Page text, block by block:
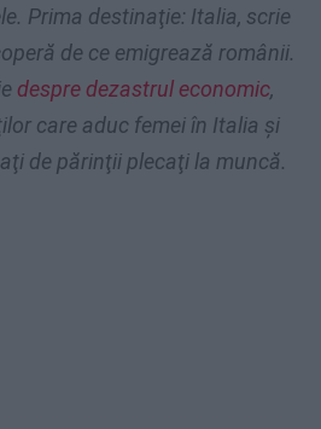
Prima destinaţie: Italia, scrie
de ce emigrează românii.
despre dezastrul economic,
care aduc femei în Italia şi
de părinţii plecaţi la muncă.